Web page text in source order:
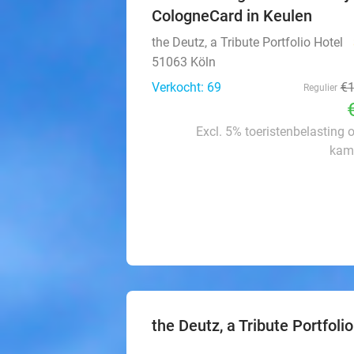
CologneCard in Keulen
the Deutz, a Tribute Portfolio Hotel
51063 Köln
Verkocht: 69
Regulier
Excl. 5% toeristenbelasting
the Deutz, a Tribute